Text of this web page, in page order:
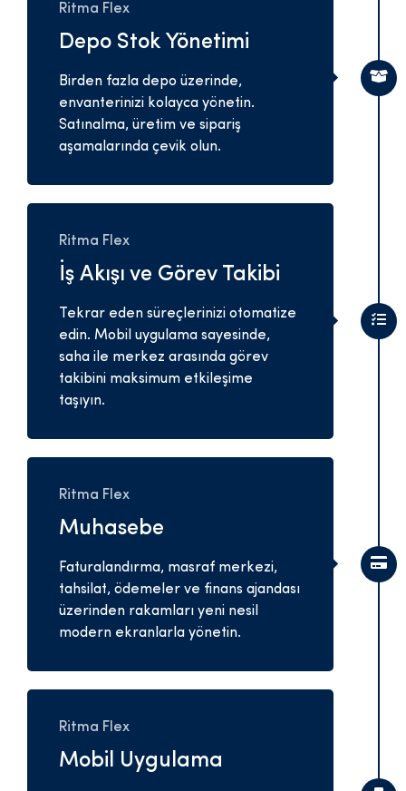
Ritma Flex
Depo Stok Yönetimi
Birden fazla depo üzerinde,
envanterinizi kolayca yönetin.
Satınalma, üretim ve sipariş
aşamalarında çevik olun.
Ritma Flex
İş Akışı ve Görev Takibi
Tekrar eden süreçlerinizi otomatize
edin. Mobil uygulama sayesinde,
saha ile merkez arasında görev
takibini maksimum etkileşime
taşıyın.
Ritma Flex
Muhasebe
Faturalandırma, masraf merkezi,
tahsilat, ödemeler ve finans ajandası
üzerinden rakamları yeni nesil
modern ekranlarla yönetin.
Ritma Flex
Mobil Uygulama